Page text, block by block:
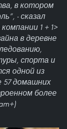
в котором
- сказал
1 + 1>
в деревне
спорта и
одной из
57 домашних
более